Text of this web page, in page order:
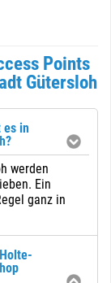
Points
Gütersloh
es in
werden
Ein
ganz in